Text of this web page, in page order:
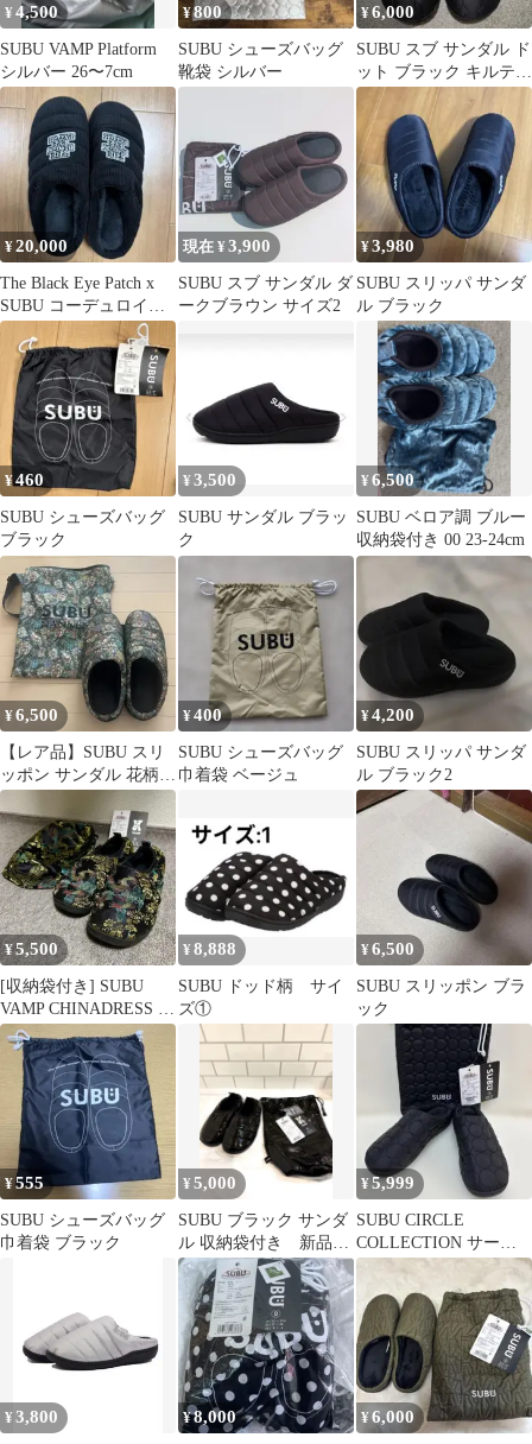
¥4,500
SUBU VAMP Platform
シルバー 26〜7cm
¥800
SUBU シューズバッグ
靴袋 シルバー
¥6,000
SUBU スブ サンダル ド
ット ブラック キルティ
ング
¥20,000
The Black Eye Patch x
SUBU コーデュロイサ
ンダル
現在 ¥3,900
SUBU スブ サンダル ダ
ークブラウン サイズ2
¥3,980
SUBU スリッパ サンダ
ル ブラック
¥460
SUBU シューズバッグ
ブラック
¥3,500
SUBU サンダル ブラッ
ク
¥6,500
SUBU ベロア調 ブルー
収納袋付き 00 23-24cm
¥6,500
【レア品】SUBU スリ
ッポン サンダル 花柄
収納袋付き メンズ
¥400
SUBU シューズバッグ
巾着袋 ベージュ
¥4,200
SUBU スリッパ サンダ
ル ブラック2
¥5,500
[収納袋付き] SUBU
VAMP CHINADRESS チ
ャイナドレス
¥8,888
SUBU ドッド柄 サイ
ズ①
¥6,500
SUBU スリッポン ブラ
ック
¥555
SUBU シューズバッグ
巾着袋 ブラック
¥5,000
SUBU ブラック サンダ
ル 収納袋付き 新品未
使用
¥5,999
SUBU CIRCLE
COLLECTION サーク
ルコレクション ブラッ
¥3,800 ¥8,000 ¥6,000